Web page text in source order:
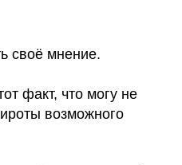
своё мнение.
факт, что могу не
возможного